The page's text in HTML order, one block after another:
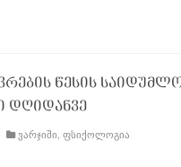
წესის
დღიდანვე
ვარჯიში, ფსიქოლოგია